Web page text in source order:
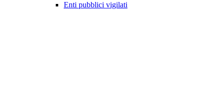
Enti pubblici vigilati